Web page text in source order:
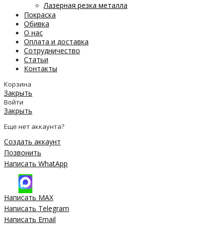
Лазерная резка металла
Покраска
Обивка
О нас
Оплата и доставка
Сотрудничество
Статьи
Контакты
Корзина
Закрыть
Войти
Закрыть
Еще нет аккаунта?
Создать аккаунт
Позвонить
Написать WhatApp
Написать MAX
Написать Telegram
Написать Email